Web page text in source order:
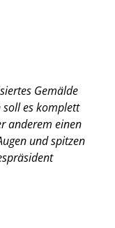
Gemälde
es komplett
anderem einen
und spitzen